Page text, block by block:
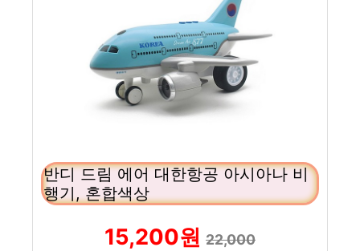
반디 드림 에어 대한항공 아시아나 비
행기, 혼합색상
15,200원 22,000